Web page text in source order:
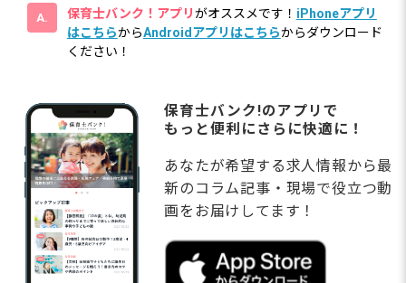
保育士バンク！アプリがオススメです！ iPhoneアプリ
はこちらからAndroidアプリはこちらからダウンロード
ください！
保育士バンク!のアプリで
もっと便利にさらに快適に！
あなたが希望する求人情報から最
新のコラム記事・現場で役立つ動
画をお届けしてます！